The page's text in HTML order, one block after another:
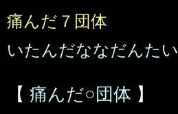
痛んだ７団体
いたんだななだんたい
【 痛んだ○団体 】